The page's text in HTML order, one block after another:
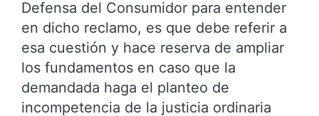
Defensa del Consumidor para entender
en dicho reclamo, es que debe referir a
esa cuestión y hace reserva de ampliar
los fundamentos en caso que la
demandada haga el planteo de
incompetencia de la justicia ordinaria